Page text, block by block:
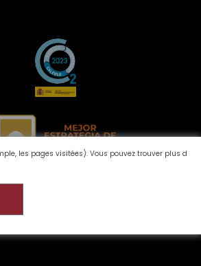
les pages visitées). Vous pouvez trouver plus d